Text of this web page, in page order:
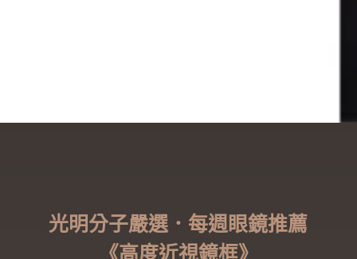
光明分子嚴選．每週眼鏡推薦
《高度近視鏡框》